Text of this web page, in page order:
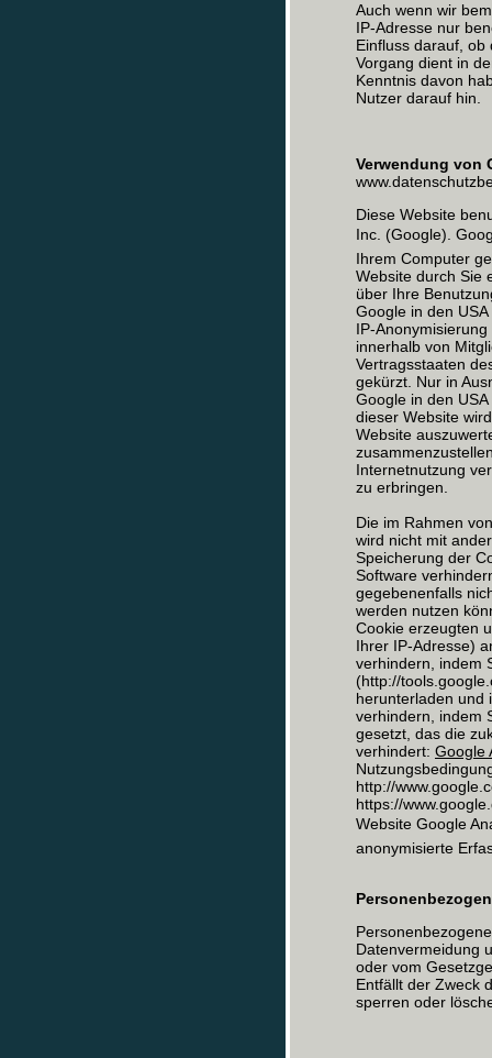
Auch wenn wir
IP-Adresse nur
Einfluss darauf, ob
Vorgang dient in
Kenntnis davon
Nutzer darauf hin.
Verwendung
Diese Website
Inc. (Google).
Ihrem Computer
Website durch Sie
über Ihre
Google in den
IP-
innerhalb von
Vertragsstaaten
gekürzt. Nur in
Google in den
dieser Website
Website
Internetnutzung
zu erbringen.
Die im Rahmen
wird nicht mit
Speicherung der
Software
gegebenenfalls
werden nutzen
Cookie erzeugten
Ihrer IP-Adresse)
verhindern, indem
(http://
herunterladen und
verhindern, indem
gesetzt, das die
verhindert: Google
http://
https://
Website Google
anonymisierte
Datenvermeidung
oder vom
Entfällt der Zweck
sperren oder